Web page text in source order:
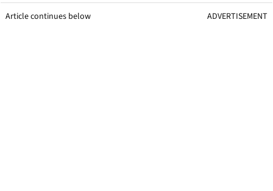
Article continues below ADVERTISEMENT